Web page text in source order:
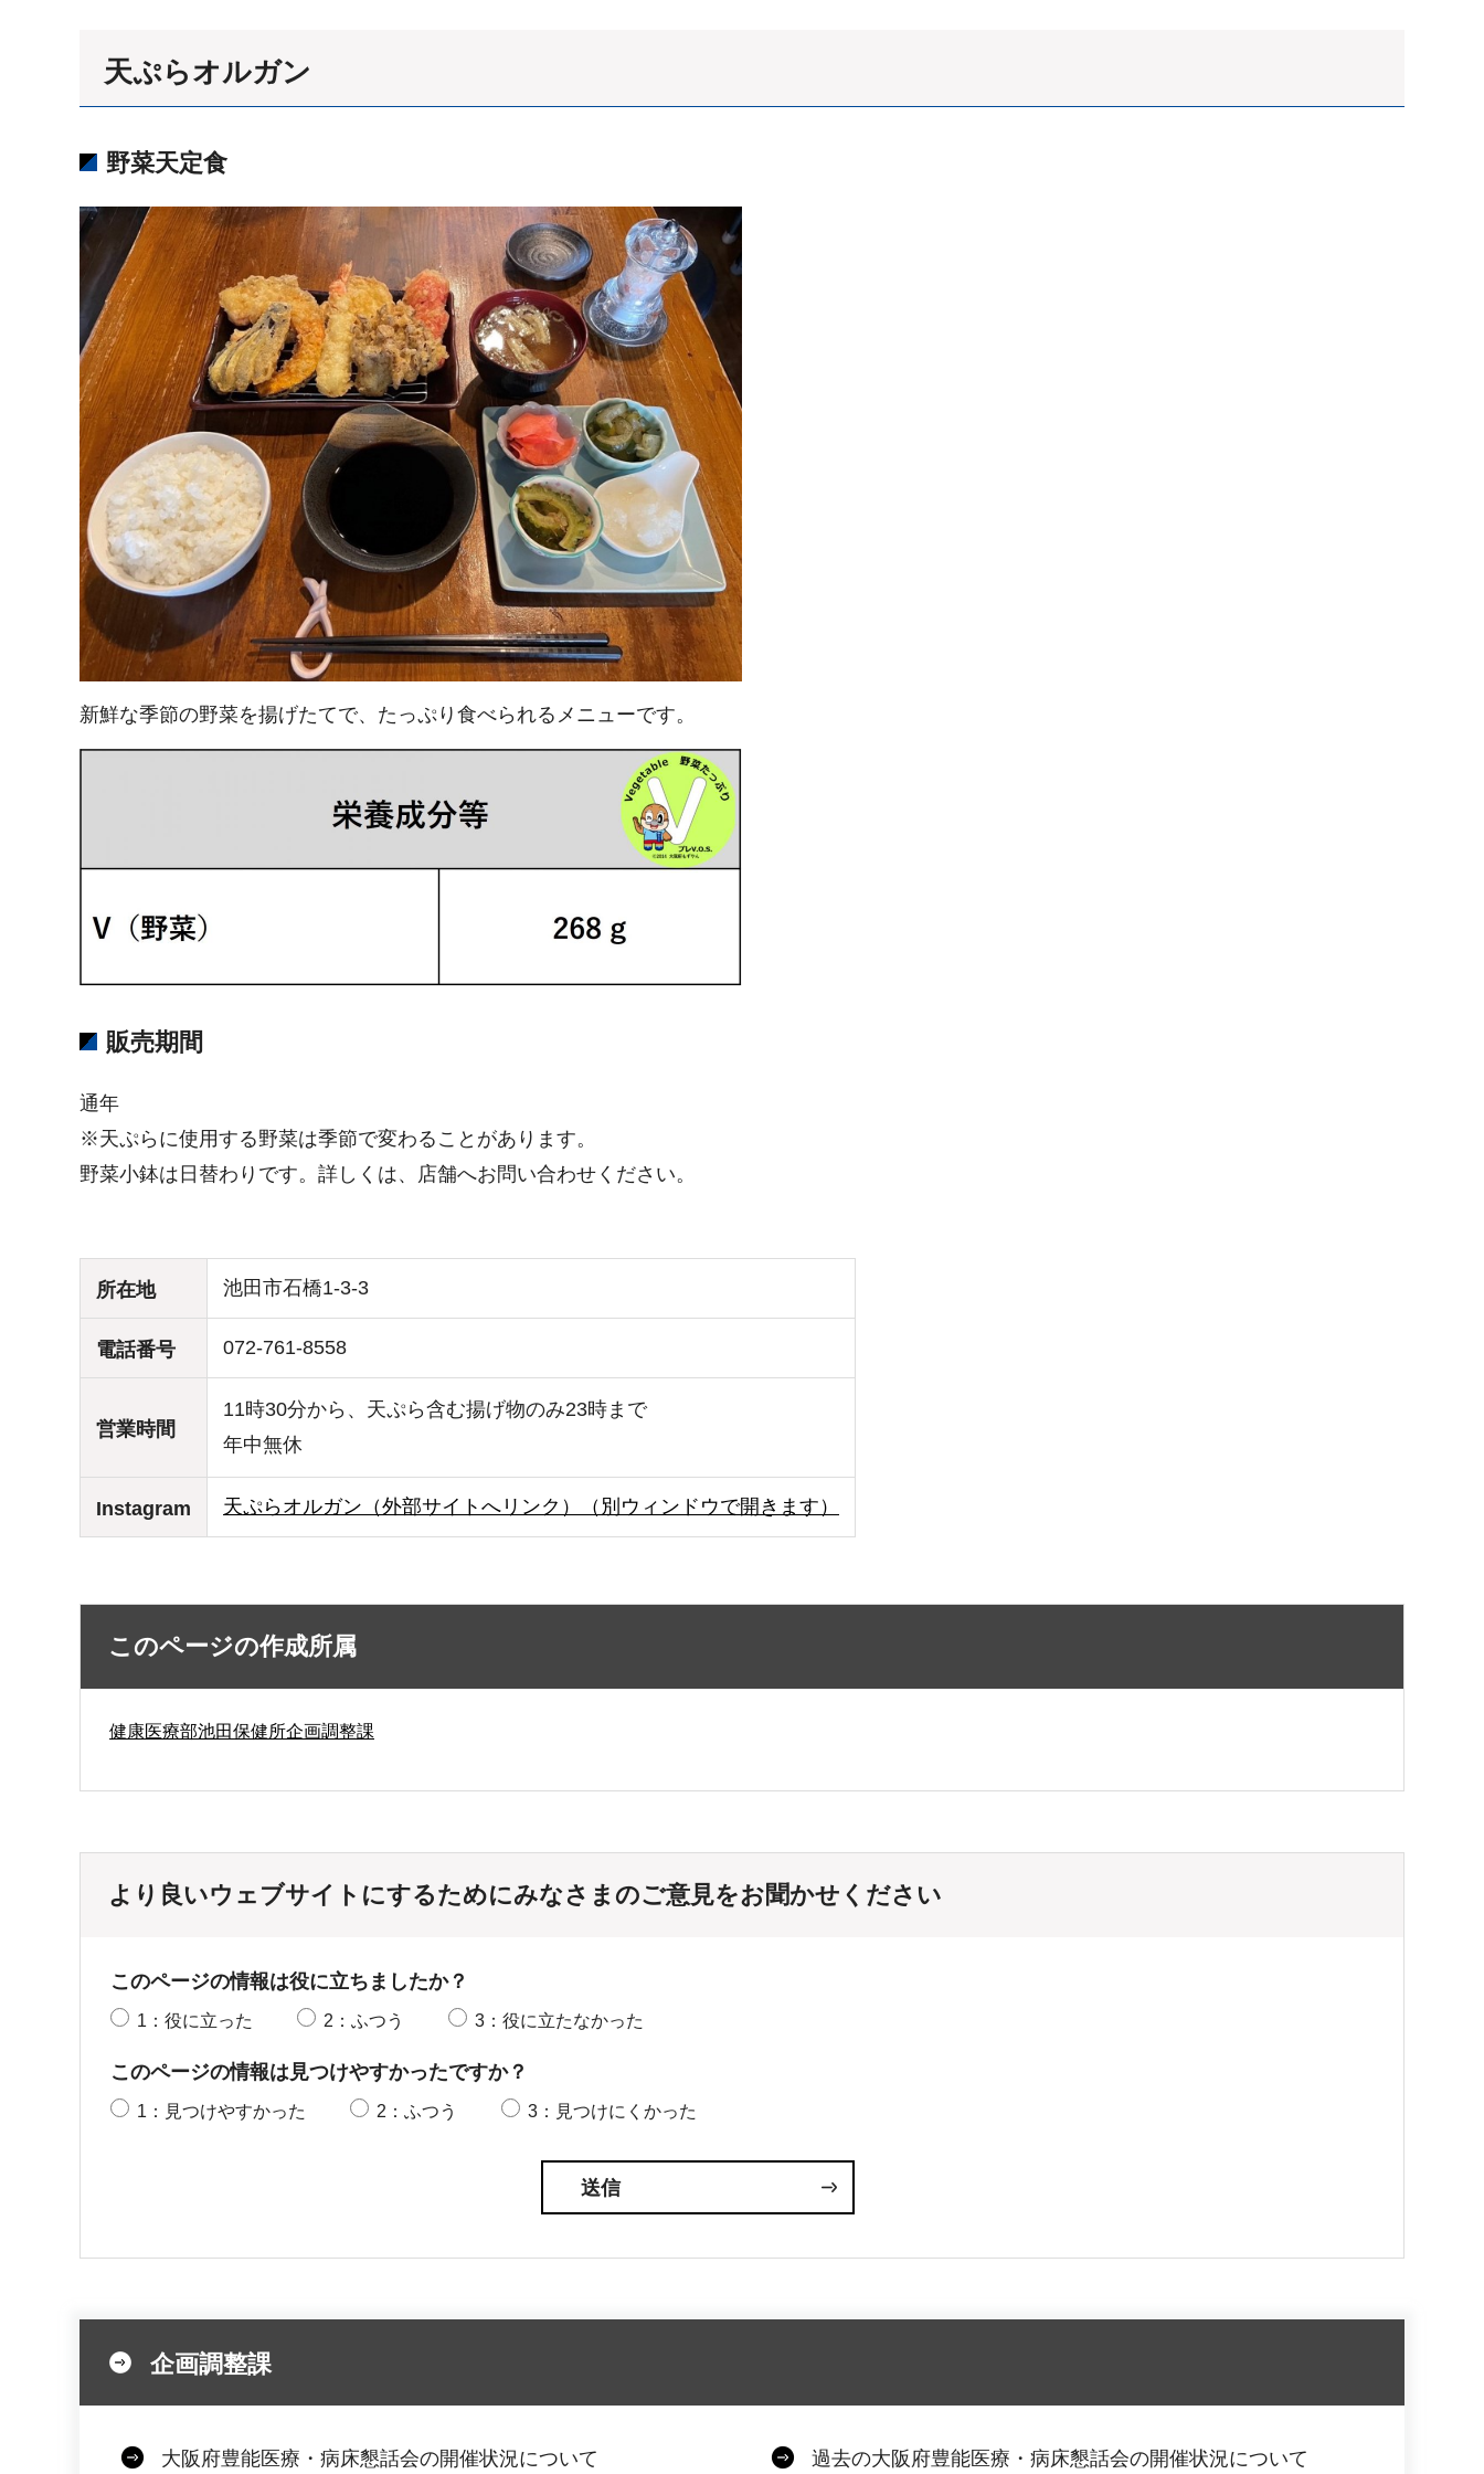
天ぷらオルガン
野菜天定食
新鮮な季節の野菜を揚げたてで、たっぷり食べられるメニューです。
販売期間
通年
※天ぷらに使用する野菜は季節で変わることがあります。
野菜小鉢は日替わりです。詳しくは、店舗へお問い合わせください。
所在地 池田市石橋1-3-3
電話番号 072-761-8558
営業時間
11時30分から、天ぷら含む揚げ物のみ23時まで
年中無休
Instagram 天ぷらオルガン（外部サイトへリンク）（別ウィンドウで開きます）
このページの作成所属
健康医療部池田保健所企画調整課
より良いウェブサイトにするためにみなさまのご意見をお聞かせください
このページの情報は役に立ちましたか？
1：役に立った 2：ふつう 3：役に立たなかった
このページの情報は見つけやすかったですか？
1：見つけやすかった 2：ふつう 3：見つけにくかった
企画調整課
大阪府豊能医療・病床懇話会の開催状況について 過去の大阪府豊能医療・病床懇話会の開催状況について